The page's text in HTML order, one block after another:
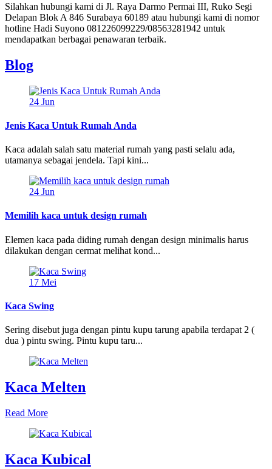
Silahkan hubungi kami di Jl. Raya Darmo Permai III, Ruko Segi
Delapan Blok A 846 Surabaya 60189 atau hubungi kami di nomor
hotline Hadi Suyono 081226099229/08563281942 untuk
mendapatkan berbagai penawaran terbaik.
Blog
24 Jun
Jenis Kaca Untuk Rumah Anda
Kaca adalah salah satu material rumah yang pasti selalu ada,
utamanya sebagai jendela. Tapi kini...
24 Jun
Memilih kaca untuk design rumah
Elemen kaca pada diding rumah dengan design minimalis harus
dilakukan dengan cermat melihat kond...
17 Mei
Kaca Swing
Sering disebut juga dengan pintu kupu tarung apabila terdapat 2 (
dua ) pintu swing. Pintu kupu taru...
Kaca Melten
Read More
Kaca Kubical